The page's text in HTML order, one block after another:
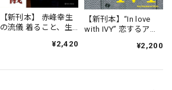
【新刊本】 赤峰幸生
の流儀 着ること、生
¥2,420
【新刊本】“In love
with IVY” 恋するアイ
¥2,200